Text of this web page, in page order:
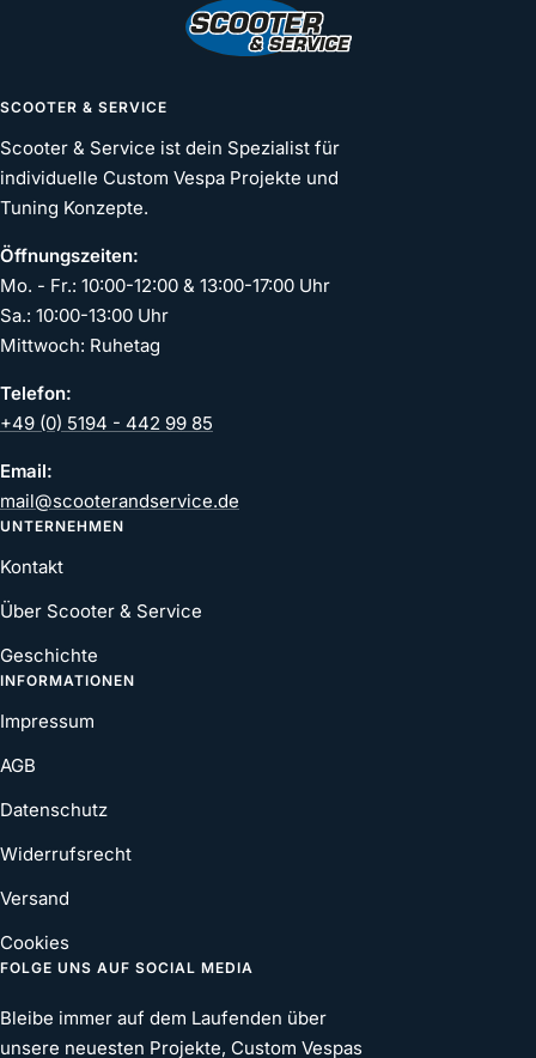
SCOOTER & SERVICE
Scooter & Service ist dein Spezialist für
individuelle Custom Vespa Projekte und
Tuning Konzepte.
Öffnungszeiten:
Mo. - Fr.: 10:00-12:00 & 13:00-17:00 Uhr
Sa.: 10:00-13:00 Uhr
Mittwoch: Ruhetag
Telefon:
+49 (0) 5194 - 442 99 85
Email:
mail@scooterandservice.de
UNTERNEHMEN
Kontakt
Über Scooter & Service
Geschichte
INFORMATIONEN
Impressum
AGB
Datenschutz
Widerrufsrecht
Versand
Cookies
FOLGE UNS AUF SOCIAL MEDIA
Bleibe immer auf dem Laufenden über
unsere neuesten Projekte, Custom Vespas